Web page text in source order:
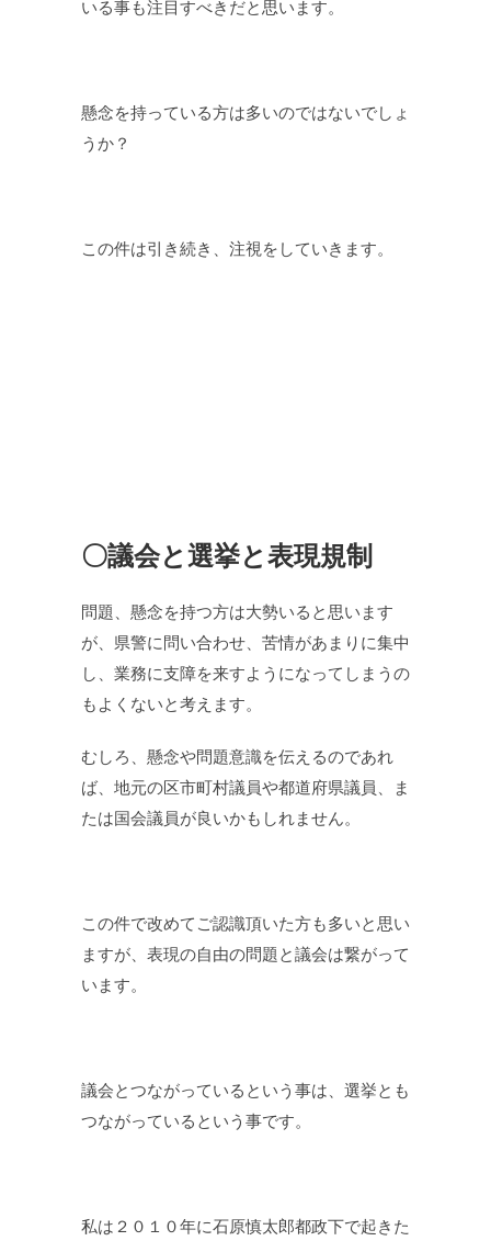
いる事も注目すべきだと思います。
懸念を持っている方は多いのではないでしょ
うか？
この件は引き続き、注視をしていきます。
〇議会と選挙と表現規制
問題、懸念を持つ方は大勢いると思います
が、県警に問い合わせ、苦情があまりに集中
し、業務に支障を来すようになってしまうの
もよくないと考えます。
むしろ、懸念や問題意識を伝えるのであれ
ば、地元の区市町村議員や都道府県議員、ま
たは国会議員が良いかもしれません。
この件で改めてご認識頂いた方も多いと思い
ますが、表現の自由の問題と議会は繋がって
います。
議会とつながっているという事は、選挙とも
つながっているという事です。
私は２０１０年に石原慎太郎都政下で起きた